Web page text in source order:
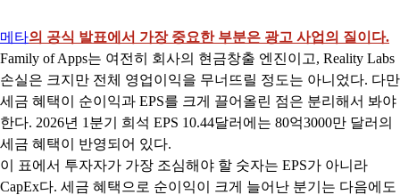
메타의 공식 발표에서 가장 중요한 부분은 광고 사업의 질이다.
Family of Apps는 여전히 회사의 현금창출 엔진이고, Reality Labs
손실은 크지만 전체 영업이익을 무너뜨릴 정도는 아니었다. 다만
세금 혜택이 순이익과 EPS를 크게 끌어올린 점은 분리해서 봐야
한다. 2026년 1분기 희석 EPS 10.44달러에는 80억3000만 달러의
세금 혜택이 반영되어 있다.
이 표에서 투자자가 가장 조심해야 할 숫자는 EPS가 아니라
CapEx다. 세금 혜택으로 순이익이 크게 늘어난 분기는 다음에도